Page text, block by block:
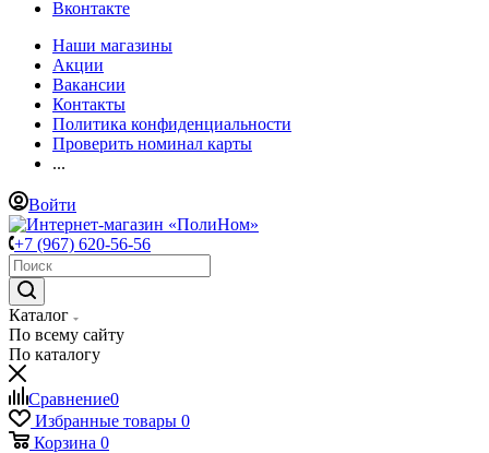
Вконтакте
Наши магазины
Акции
Вакансии
Контакты
Политика конфиденциальности
Проверить номинал карты
...
Войти
+7 (967) 620-56-56
Каталог
По всему сайту
По каталогу
Сравнение0
Избранные товары 0
Корзина 0